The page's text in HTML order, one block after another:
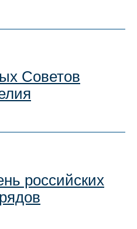
Советов
российских